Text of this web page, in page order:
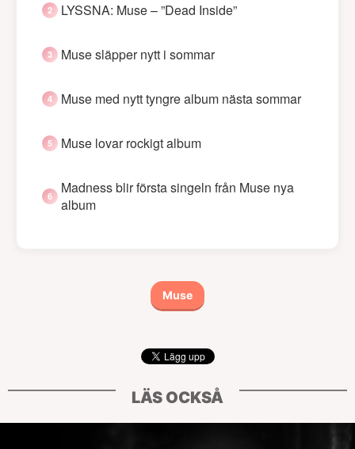
LYSSNA: Muse – ”Dead Inside”
Muse släpper nytt i sommar
Muse med nytt tyngre album nästa sommar
Muse lovar rockigt album
Madness blir första singeln från Muse nya
album
Muse
LÄS OCKSÅ